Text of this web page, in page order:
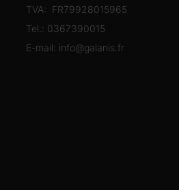
TVA: FR79928015965
Tel.: 0367390015
E-mail: info@galanis.fr